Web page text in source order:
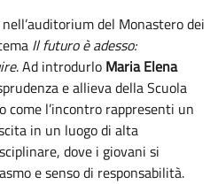
del Monastero dei
Il futuro è adesso:
. Ad introdurlo Maria Elena
e allieva della Scuola
come l’incontro rappresenti un
in un luogo di alta
dove i giovani si
e senso di responsabilità.